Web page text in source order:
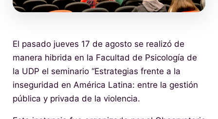
El pasado jueves 17 de agosto se realizó de
manera hibrida en la Facultad de Psicología de
la UDP el seminario “Estrategias frente a la
inseguridad en América Latina: entre la gestión
pública y privada de la violencia.